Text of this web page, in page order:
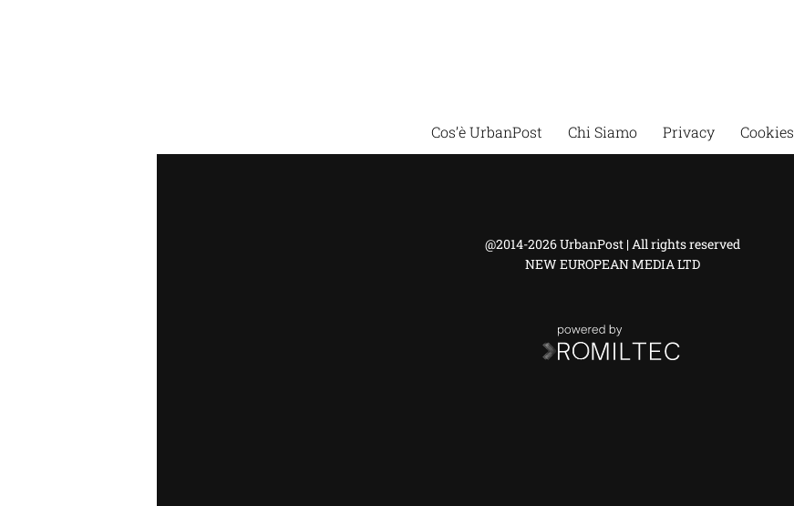
Cos’è UrbanPost Chi Siamo Privacy Cookies
@2014-2026 UrbanPost | All rights reserved
NEW EUROPEAN MEDIA LTD